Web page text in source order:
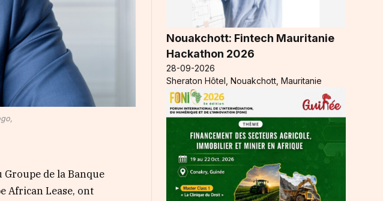
de la Banque
African Lease, ont
Nouakchott: Fintech Mauritanie
Hackathon 2026
28-09-2026
Sheraton Hôtel, Nouakchott, Mauritanie